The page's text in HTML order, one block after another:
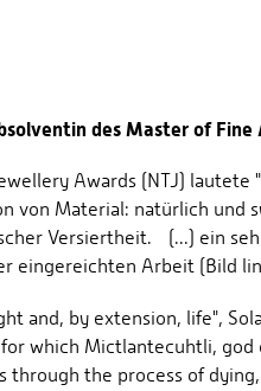
des Master of
Awards (NTJ)
von Material: natürlich und
Versiertheit. (...) ein
eingereichten Arbeit (Bild
and, by extension, life",
which Mictlantecuhtli, god
the process of